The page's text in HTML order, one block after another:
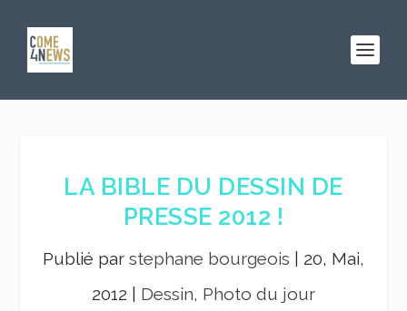
LA BIBLE DU DESSIN DE
PRESSE 2012 !
Publié par stephane bourgeois
20, Mai,
2012
Dessin, Photo du jour